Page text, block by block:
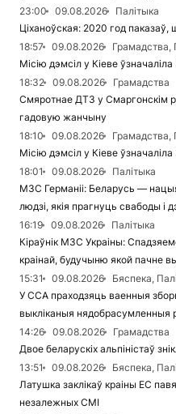
23:00
09.08.2026
Палітыка
Ціханоўская: 2020 год
18:57
09.08.2026
Грамадства,
Місію дэмсіл у Кіеве
18:32
09.08.2026
Грамадства
Смяротнае ДТЗ у Смаргонскім
гадовую жанчыну
18:10
09.08.2026
Грамадства,
Місію дэмсіл у Кіеве ўзначаліла
18:01
09.08.2026
Палітыка
МЗС Германіі: Беларусь —
людзі, якія прагнуць свабоды і
16:19
09.08.2026
Палітыка
Кіраўнік МЗС Украіны:
краінай, будучыню якой пачне
15:31
09.08.2026
Бяспека,
У ССА праходзяць ваенныя
выкліканыя нядобрасумленныя
14:26
09.08.2026
Грамадства
Двое беларускіх альпіністаў
13:51
09.08.2026
Бяспека,
Латушка заклікаў краіны ЕС
незалежных СМІ